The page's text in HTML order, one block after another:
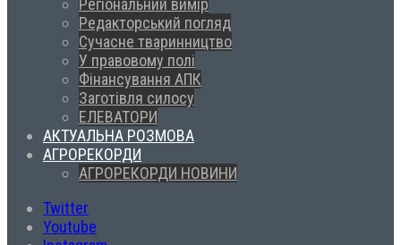
Регіональний вимір
Редакторський погляд
Сучасне тваринництво
У правовому полі
Фінансування АПК
Заготівля силосу
ЕЛЕВАТОРИ
АКТУАЛЬНА РОЗМОВА
АГРОРЕКОРДИ
АГРОРЕКОРДИ НОВИНИ
Twitter
Youtube